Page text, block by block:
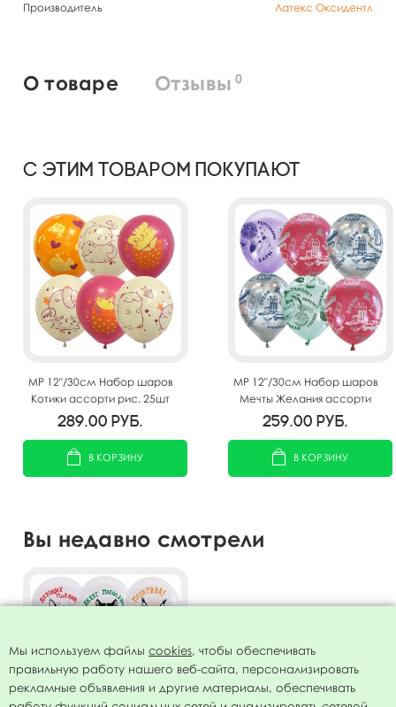
Производитель
Латекс Оксидентл
О товаре Отзывы 0
С этим товаром покупают
MP 12"/30см Набор шаров
Котики ассорти рис. 25шт
289.00 руб.
В КОРЗИНУ
MP 12"/30см Набор шаров
Мечты Желания ассорти
рис. 25шт
259.00 руб.
В КОРЗИНУ
Вы недавно смотрели
Мы используем файлы cookies, чтобы обеспечивать
правильную работу нашего веб-сайта, персонализировать
рекламные объявления и другие материалы, обеспечивать